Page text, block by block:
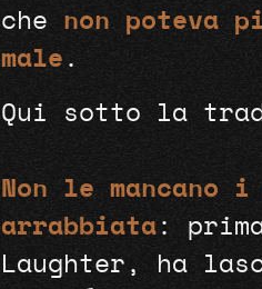
che non poteva
male .
Qui sotto la
Non le mancano
arrabbiata:
Laughter, ha